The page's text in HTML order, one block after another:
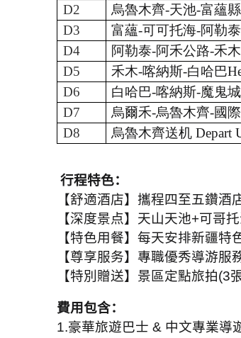
D2
烏魯木齊-天池-富蘊
D3
富蘊-可可托海-阿勒
D4
阿勒泰-阿禾公路-禾
D5
禾木-喀納斯-白哈巴
D6
白哈巴-喀納斯-魔鬼
D7
烏爾禾-烏魯木齊-國
D8
烏魯木齊送机 Depart
行程特色：
【舒適酒店】攜程四至五鑽酒
【深度景点】天山天池+可哥
【特色用餐】每天安排新疆特
【尊享服务】專職優秀導游服
【特別贈送】景區定點旅拍(3
費用包含：
1.豪華旅遊巴士 & 中文專業導